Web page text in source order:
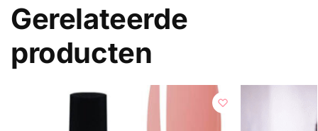
Gerelateerde
producten